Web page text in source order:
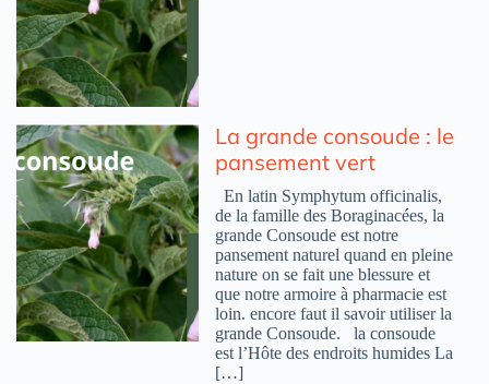
La grande consoude : le
pansement vert
En latin Symphytum officinalis,
de la famille des Boraginacées, la
grande Consoude est notre
pansement naturel quand en pleine
nature on se fait une blessure et
que notre armoire à pharmacie est
loin. encore faut il savoir utiliser la
grande Consoude. la consoude
est l’Hôte des endroits humides La
[…]